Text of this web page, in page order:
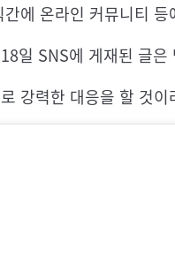
에 온라인 커뮤니티 등
일 SNS에 게재된 글
강력한 대응을 할 것이